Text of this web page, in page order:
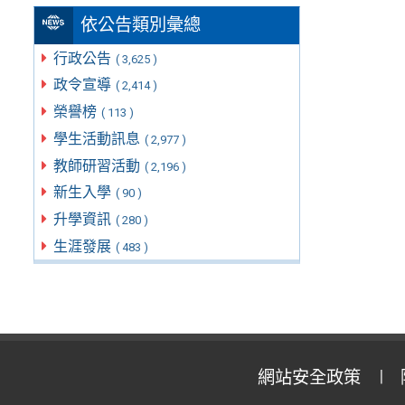
依公告類別彙總
行政公告 ( 3,625 )
政令宣導 ( 2,414 )
榮譽榜 ( 113 )
學生活動訊息 ( 2,977 )
教師研習活動 ( 2,196 )
新生入學 ( 90 )
升學資訊 ( 280 )
生涯發展 ( 483 )
網站安全政策